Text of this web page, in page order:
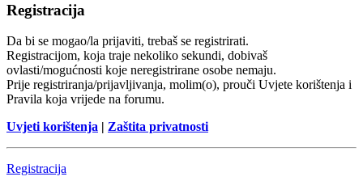
Registracija
Da bi se mogao/la prijaviti, trebaš se registrirati.
Registracijom, koja traje nekoliko sekundi, dobivaš
ovlasti/mogućnosti koje neregistrirane osobe nemaju.
Prije registriranja/prijavljivanja, molim(o), prouči Uvjete korištenja i
Pravila koja vrijede na forumu.
Uvjeti korištenja | Zaštita privatnosti
Registracija